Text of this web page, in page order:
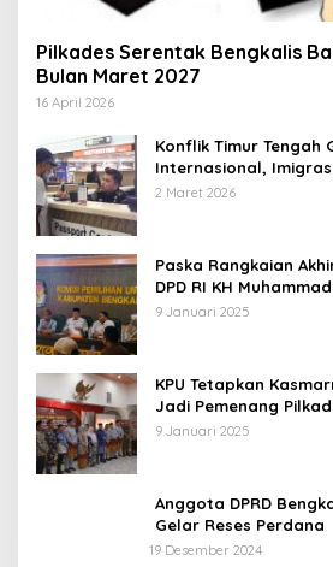
Pilkades Serentak Bengkalis
Bulan Maret 2027
16 April 2026
Konflik Timur Tengah
Internasional,
Antisipatif
2 Maret 2026
Paska Rangkaian
DPD RI KH
KPU Bengkalis
9 Januari 2025
KPU Tetapkan
Jadi Pemenang
Bengkalis
9 Januari 2025
Anggota DPRD
Gelar Reses Perdana
19 Desember 2024